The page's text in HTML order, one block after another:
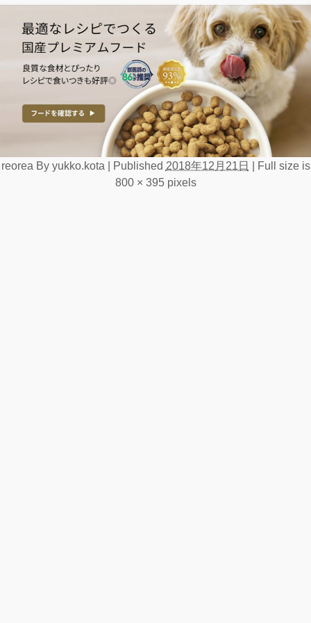
reorea By yukko.kota Published 2018年12月21日
Full size is
800 × 395pixels